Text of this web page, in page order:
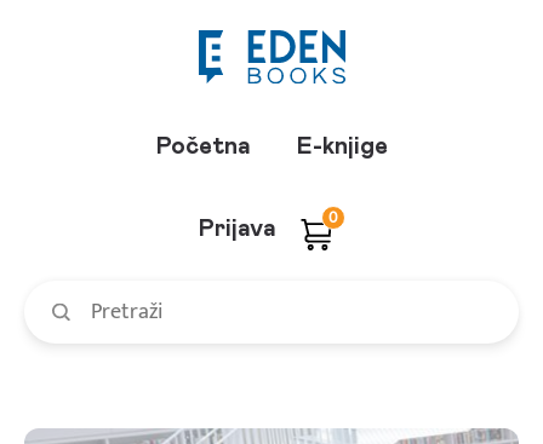
Početna E-knjige
Prijava 0